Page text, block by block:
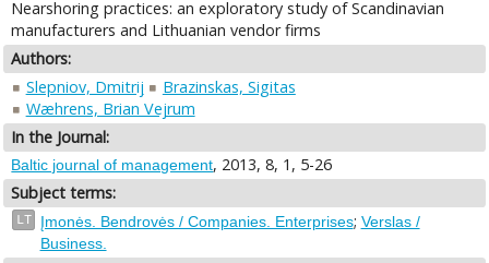
Nearshoring practices: an exploratory study of Scandinavian
manufacturers and Lithuanian vendor firms
Authors:
Slepniov, Dmitrij
Brazinskas, Sigitas
Wæhrens, Brian Vejrum
In the Journal:
Baltic journal of management, 2013, 8, 1, 5-26
Subject terms:
LT Įmonės. Bendrovės / Companies. Enterprises; Verslas /
Business.